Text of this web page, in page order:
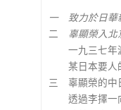
一 致力於日華
二 辜顯榮入北
一九三七年
某日本要人
三 辜顯榮的中
透過李擇一